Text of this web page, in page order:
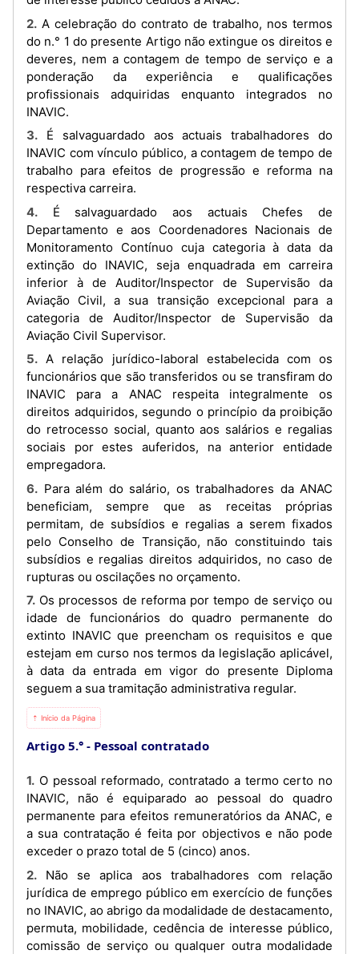
2. A celebração do contrato de trabalho, nos termos
do n.° 1 do presente Artigo não extingue os direitos e
deveres, nem a contagem de tempo de serviço e a
ponderação da experiência e qualificações
profissionais adquiridas enquanto integrados no
INAVIC.
3. É salvaguardado aos actuais trabalhadores do
INAVIC com vínculo público, a contagem de tempo de
trabalho para efeitos de progressão e reforma na
respectiva carreira.
4. É salvaguardado aos actuais Chefes de
Departamento e aos Coordenadores Nacionais de
Monitoramento Contínuo cuja categoria à data da
extinção do INAVIC, seja enquadrada em carreira
inferior à de Auditor/Inspector de Supervisão da
Aviação Civil, a sua transição excepcional para a
categoria de Auditor/Inspector de Supervisão da
Aviação Civil Supervisor.
5. A relação jurídico-laboral estabelecida com os
funcionários que são transferidos ou se transfiram do
INAVIC para a ANAC respeita integralmente os
direitos adquiridos, segundo o princípio da proibição
do retrocesso social, quanto aos salários e regalias
sociais por estes auferidos, na anterior entidade
empregadora.
6. Para além do salário, os trabalhadores da ANAC
beneficiam, sempre que as receitas próprias
permitam, de subsídios e regalias a serem fixados
pelo Conselho de Transição, não constituindo tais
subsídios e regalias direitos adquiridos, no caso de
rupturas ou oscilações no orçamento.
7. Os processos de reforma por tempo de serviço ou
idade de funcionários do quadro permanente do
extinto INAVIC que preencham os requisitos e que
estejam em curso nos termos da legislação aplicável,
à data da entrada em vigor do presente Diploma
seguem a sua tramitação administrativa regular.
⇡ Início da Página
Artigo 5.° Pessoal contratado
1. O pessoal reformado, contratado a termo certo no
INAVIC, não é equiparado ao pessoal do quadro
permanente para efeitos remuneratórios da ANAC, e
a sua contratação é feita por objectivos e não pode
exceder o prazo total de 5 (cinco) anos.
2. Não se aplica aos trabalhadores com relação
jurídica de emprego público em exercício de funções
no INAVIC, ao abrigo da modalidade de destacamento,
permuta, mobilidade, cedência de interesse público,
comissão de serviço ou qualquer outra modalidade